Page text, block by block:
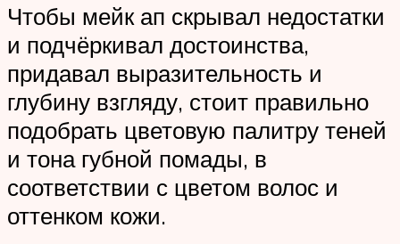
Чтобы мейк ап скрывал недостатки
и подчёркивал достоинства,
придавал выразительность и
глубину взгляду, стоит правильно
подобрать цветовую палитру теней
и тона губной помады, в
соответствии с цветом волос и
оттенком кожи.